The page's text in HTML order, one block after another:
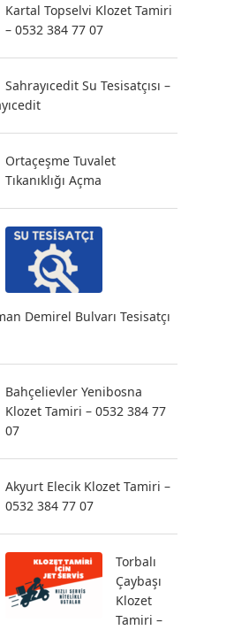
Kartal Topselvi Klozet Tamiri
– 0532 384 77 07
Sahrayıcedit Su Tesisatçısı –
Ortaçeşme Tuvalet
Tıkanıklığı Açma
Demirel Bulvarı Tesisatçı
Bahçelievler Yenibosna
Klozet Tamiri – 0532 384 77
07
Akyurt Elecik Klozet Tamiri –
0532 384 77 07
Torbalı
Çaybaşı
Klozet
Tamiri –